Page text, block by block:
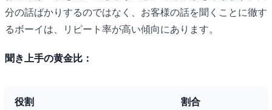
分の話ばかりするのではなく、お客様の話を聞くことに徹す
るボーイは、リピート率が高い傾向にあります。
聞き上手の黄金比：
役割 割合